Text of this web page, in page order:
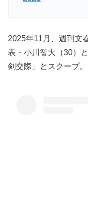
2025年11月、週刊文
表・小川智大（30）
剣交際」とスクープ。